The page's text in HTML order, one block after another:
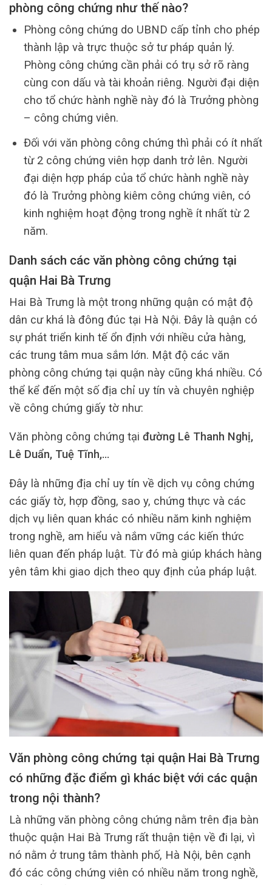
phòng công chứng như thế nào?
Phòng công chứng do UBND cấp tỉnh cho phép
thành lập và trực thuộc sở tư pháp quản lý.
Phòng công chứng cần phải có trụ sở rõ ràng
cùng con dấu và tài khoản riêng. Người đại diện
cho tổ chức hành nghề này đó là Trưởng phòng
– công chứng viên.
Đối với văn phòng công chứng thì phải có ít nhất
từ 2 công chứng viên hợp danh trở lên. Người
đại diện hợp pháp của tổ chức hành nghề này
đó là Trưởng phòng kiêm công chứng viên, có
kinh nghiệm hoạt động trong nghề ít nhất từ 2
năm.
Danh sách các văn phòng công chứng tại
quận Hai Bà Trưng
Hai Bà Trưng là một trong những quận có mật độ
dân cư khá là đông đúc tại Hà Nội. Đây là quận có
sự phát triển kinh tế ổn định với nhiều cửa hàng,
các trung tâm mua sắm lớn. Mật độ các văn
phòng công chứng tại quận này cũng khá nhiều. Có
thể kể đến một số địa chỉ uy tín và chuyên nghiệp
về công chứng giấy tờ như:
Văn phòng công chứng tại đường Lê Thanh Nghị,
Lê Duẩn, Tuệ Tĩnh,…
Đây là những địa chỉ uy tín về dịch vụ công chứng
các giấy tờ, hợp đồng, sao y, chứng thực và các
dịch vụ liên quan khác có nhiều năm kinh nghiệm
trong nghề, am hiểu và nắm vững các kiến thức
liên quan đến pháp luật. Từ đó mà giúp khách hàng
yên tâm khi giao dịch theo quy định của pháp luật.
Văn phòng công chứng tại quận Hai Bà Trưng
có những đặc điểm gì khác biệt với các quận
trong nội thành?
Là những văn phòng công chứng nằm trên địa bàn
thuộc quận Hai Bà Trưng rất thuận tiện về đi lại, vì
nó nằm ở trung tâm thành phố, Hà Nội, bên cạnh
đó các công chứng viên có nhiều năm trong nghề,